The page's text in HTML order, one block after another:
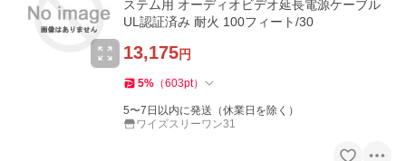
ステム用 オーディオビデオ延長電源ケーブル
UL認証済み 耐火 100フィート/30
13,175円
5% （603pt）
5〜7日以内に発送（休業日を除く）
ワイズスリーワン31